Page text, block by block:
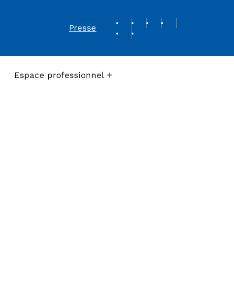
Presse
REVUE DE PRESSE
Espace professionnel